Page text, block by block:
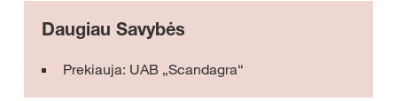
Daugiau Savybės
Prekiauja: UAB „Scandagra“